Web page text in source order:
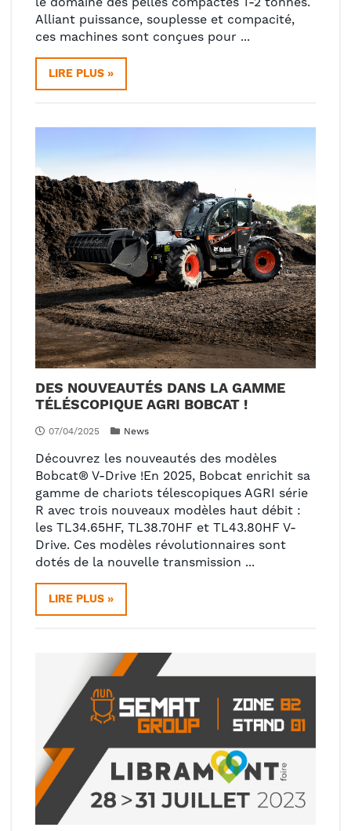
Alliant puissance, souplesse et compacité,
ces machines sont conçues pour ...
LIRE PLUS »
DES NOUVEAUTÉS DANS LA GAMME
TÉLÉSCOPIQUE AGRI BOBCAT !
07/04/2025 News
Découvrez les nouveautés des modèles
Bobcat® V-Drive !En 2025, Bobcat enrichit sa
gamme de chariots télescopiques AGRI série
R avec trois nouveaux modèles haut débit :
les TL34.65HF, TL38.70HF et TL43.80HF V-
Drive. Ces modèles révolutionnaires sont
dotés de la nouvelle transmission ...
LIRE PLUS »